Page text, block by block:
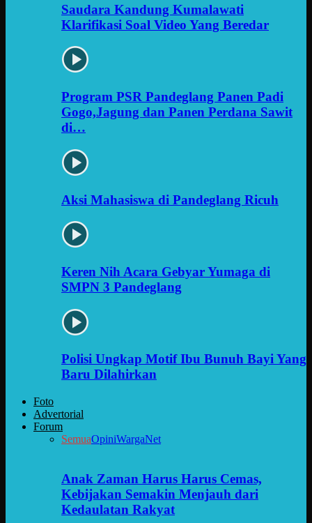
Saudara Kandung Kumalawati
Klarifikasi Soal Video Yang Beredar
Program PSR Pandeglang Panen Padi
Gogo,Jagung dan Panen Perdana Sawit
di…
Aksi Mahasiswa di Pandeglang Ricuh
Keren Nih Acara Gebyar Yumaga di
SMPN 3 Pandeglang
Polisi Ungkap Motif Ibu Bunuh Bayi Yang
Baru Dilahirkan
Foto
Advertorial
Forum
SemuaOpiniWargaNet
Anak Zaman Harus Harus Cemas,
Kebijakan Semakin Menjauh dari
Kedaulatan Rakyat